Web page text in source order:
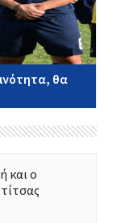
θα
και ο